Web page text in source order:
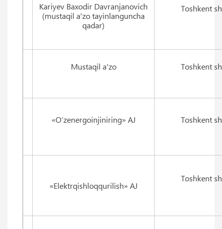
Kariyev Baxodir Davranjanovich
(mustaqil a'zo tayinlanguncha
qadar)
Toshkent
Mustaqil a'zo Toshkent
«O‘zenergoinjiniring» AJ Toshkent
«Elektrqishloqqurilish» AJ
Toshkent